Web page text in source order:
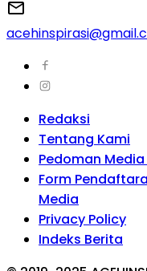
Redaksi
Tentang Kami
Pedoman
Form
Media
Privacy Policy
Indeks Berita